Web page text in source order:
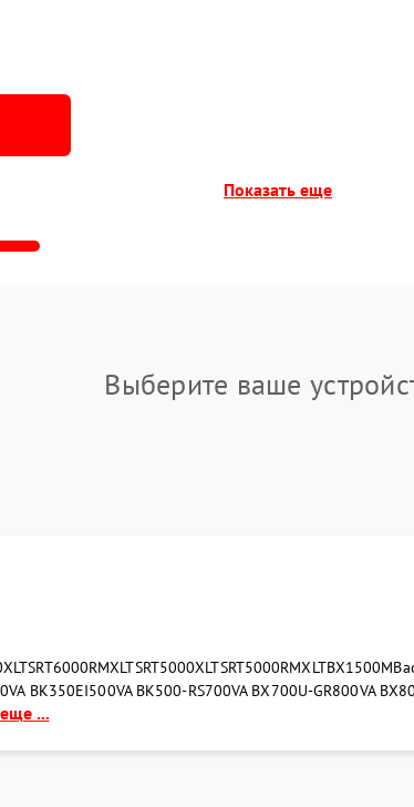
Показать еще
Выберите ваше
SRT6000RMXLTSRT5000XLTSRT5000RMXLTBX1500M
BK350EI500VA BK500-RS700VA BX700U-GR800VA
...